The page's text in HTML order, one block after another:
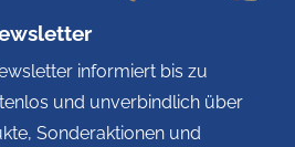
informiert bis zu
und unverbindlich über
Sonderaktionen und